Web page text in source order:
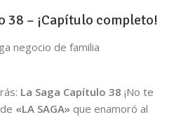
38 – ¡Capítulo completo!
La Saga Capítulo 38 ¡No te
«LA SAGA» que enamoró al